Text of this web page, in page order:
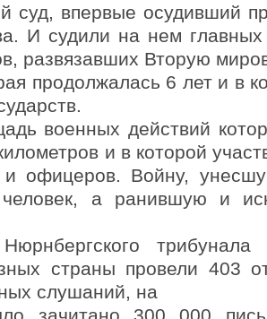
суд, впервые осу­див­ший
И судили на нем
раз­вя­зав­ших Вторую
про­дол­жа­лась 6 лет и в
военных дей­ствий
и в которой
и офи­це­ров. Войну,
человек, а ранив­шую и
страны провели 403
слу­ша­ний, на